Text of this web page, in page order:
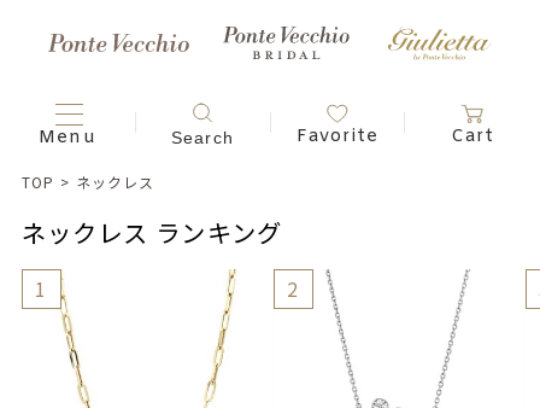
TOP > ネックレス
ネックレス ランキング
1 2